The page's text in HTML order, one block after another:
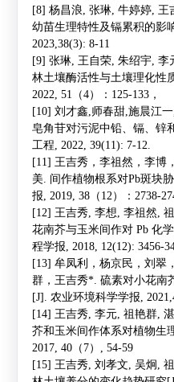
[8] 杨昌浪 张琳, 牛婷婷, 王
幼苗生理特性及镉累积的影
2023,38(3): 8-11
[9] 张琳, 王自荣, 朱绍宇, 李
林土壤酶活性与土壤理化性
2022, 51 （4）： 125-133，
[10] 刘才鑫 师春甜, 施晨江一,
皂角苷对污泥中铅、镉、锌
工程 , 2022, 39(11): 7-12.
[11] 王吉秀 ，李祖然，李博
美
间作植物根系对Pb斑块
报 , 2019, 38（ 12 ）： 2738-
[12] 王吉秀 李想 李祖然
花南芥与玉米间作对Pb 化
程学报 , 2018, 12(12): 3456-
[13] 牟凤利，杨京民，刘翠
群， 王吉秀*. 硫素对小花南
[J]. 农业环境科学学报 ,
[14] 王吉秀 李元, 祖艳群,
芥和玉米间作体系对植物生
2017, 40（ 7）
, 54-59
[15] 王吉秀 刘孝文 吴炯